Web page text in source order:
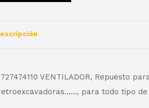
VENTILADOR, Repuesto
para todo tipo de